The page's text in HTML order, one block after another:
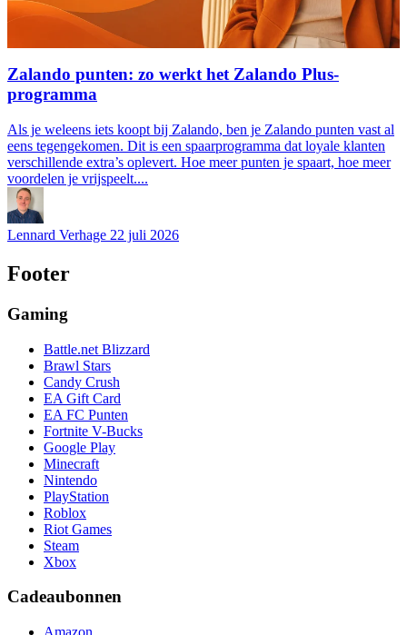
Zalando punten: zo werkt het Zalando Plus-
programma
Als je weleens iets koopt bij Zalando, ben je Zalando punten vast al
eens tegengekomen. Dit is een spaarprogramma dat loyale klanten
verschillende extra’s oplevert. Hoe meer punten je spaart, hoe meer
voordelen je vrijspeelt....
Lennard Verhage 22 juli 2026
Footer
Gaming
Battle.net Blizzard
Brawl Stars
Candy Crush
EA Gift Card
EA FC Punten
Fortnite V-Bucks
Google Play
Minecraft
Nintendo
PlayStation
Roblox
Riot Games
Steam
Xbox
Cadeaubonnen
Amazon